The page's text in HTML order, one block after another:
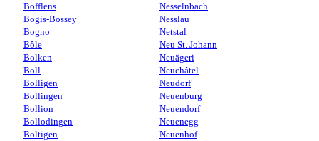
Bofflens
Bogis-Bossey
Bogno
Bôle
Bolken
Boll
Bolligen
Bollingen
Bollion
Bollodingen
Boltigen
Nesselnbach
Nesslau
Netstal
Neu St. Johann
Neuägeri
Neuchâtel
Neudorf
Neuenburg
Neuendorf
Neuenegg
Neuenhof